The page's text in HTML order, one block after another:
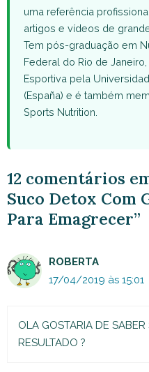
uma referência
artigos e vídeos de
Tem pós-graduação em
Federal do Rio de
Esportiva pela
(España) e é também
Sports Nutrition.
12 comentários
Suco Detox Com
Para Emagrecer”
ROBERTA
17/04/2019 às 15:01
OLA GOSTARIA DE
RESULTADO ?